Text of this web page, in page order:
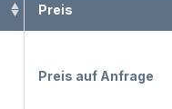
Preis
Preis auf Anfrage